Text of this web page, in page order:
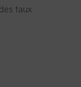
taux